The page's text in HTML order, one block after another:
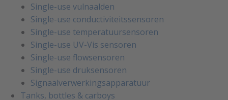
Single-use vulnaalden
Single-use conductiviteitssensoren
Single-use temperatuursensoren
Single-use UV-Vis sensoren
Single-use flowsensoren
Single-use druksensoren
Signaalverwerkingsapparatuur
Tanks, bottles & carboys